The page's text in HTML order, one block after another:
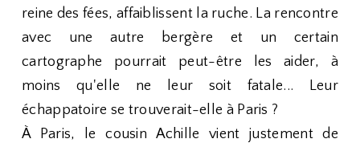
reine des fées, affaiblissent la ruche. La rencontre
avec une autre bergère et un certain
cartographe pourrait peut-être les aider, à
moins qu'elle ne leur soit fatale... Leur
échappatoire se trouverait-elle à Paris ?
À Paris, le cousin Achille vient justement de